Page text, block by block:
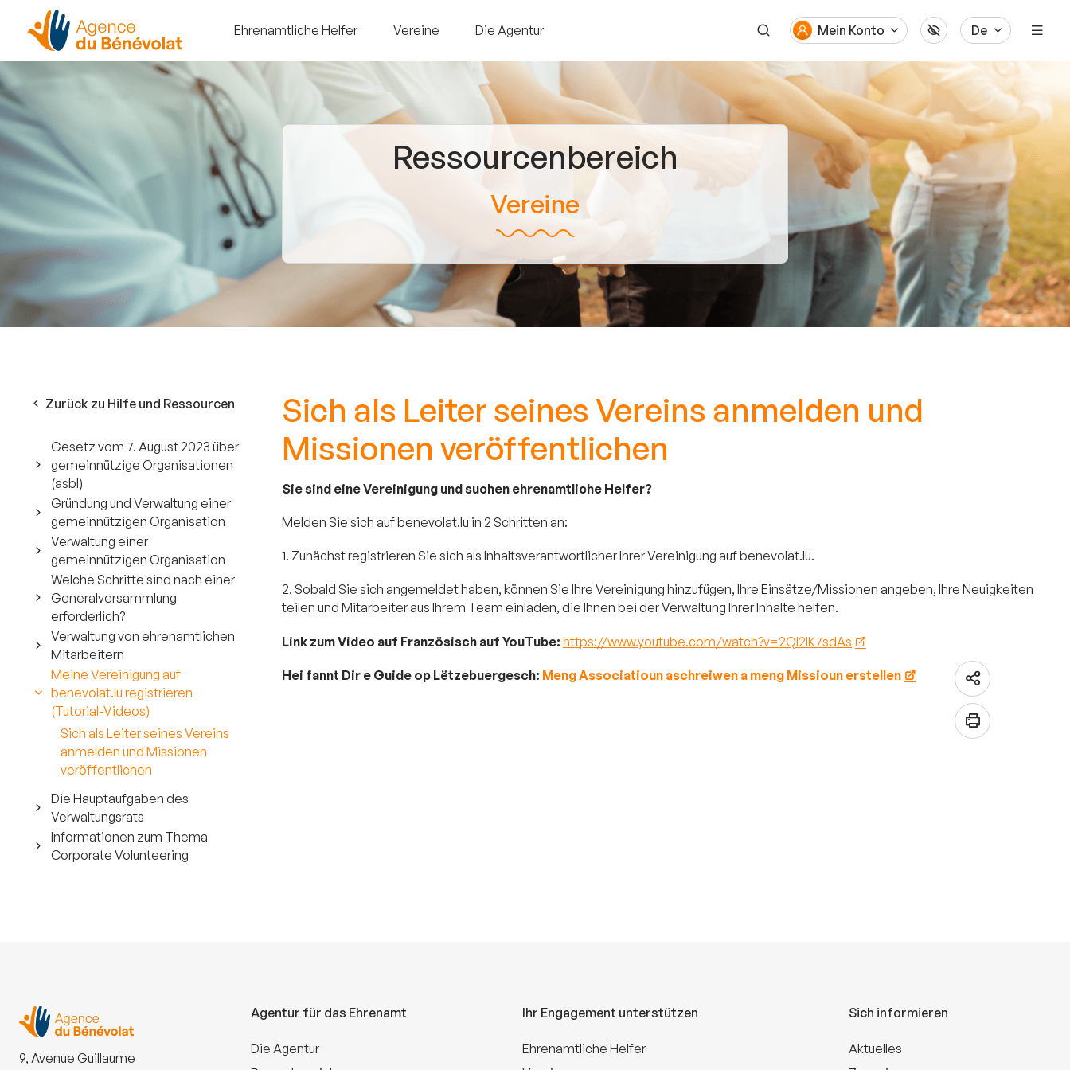
Ehrenamtliche Helfer Vereine Die Agentur Mein Konto De
Ressourcenbereich
Vereine
Zurück zu Hilfe und Ressourcen
Gesetz vom 7. August 2023 über
gemeinnützige Organisationen
(asbl)
Gründung und Verwaltung einer
gemeinnützigen Organisation
Verwaltung einer
gemeinnützigen Organisation
Welche Schritte sind nach einer
Generalversammlung
erforderlich?
Verwaltung von ehrenamtlichen
Mitarbeitern
Meine Vereinigung auf
benevolat.lu registrieren
(Tutorial-Videos)
Sich als Leiter seines Vereins
anmelden und Missionen
veröffentlichen
Die Hauptaufgaben des
Verwaltungsrats
Informationen zum Thema
Corporate Volunteering
Sich als Leiter seines Vereins anmelden und
Missionen veröffentlichen
Sie sind eine Vereinigung und suchen ehrenamtliche Helfer?
Melden Sie sich auf benevolat.lu in 2 Schritten an:
1. Zunächst registrieren Sie sich als Inhaltsverantwortlicher Ihrer Vereinigung auf benevolat.lu.
2. Sobald Sie sich angemeldet haben, können Sie Ihre Vereinigung hinzufügen, Ihre Einsätze/Missionen angeben, Ihre Neuigkeiten
teilen und Mitarbeiter aus Ihrem Team einladen, die Ihnen bei der Verwaltung Ihrer Inhalte helfen.
Link zum Video auf Französisch auf YouTube: https://www.youtube.com/watch?v=2QI2lK7sdAs
Hei fannt Dir e Guide op Lëtzebuergesch: Meng Associatioun aschreiwen a meng Missioun erstellen
9, Avenue Guillaume
Agentur für das Ehrenamt
Die Agentur
Ihr Engagement unterstützen
Ehrenamtliche Helfer
Sich informieren
Aktuelles